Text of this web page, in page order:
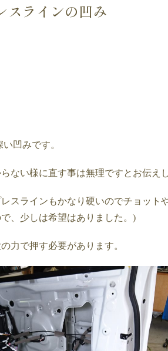
スラインの凹み
凹みです。
ない様に直す事は無理ですとお伝え
スラインもかなり硬いのでチョット
、少しは希望はありました。)
力で押す必要があります。